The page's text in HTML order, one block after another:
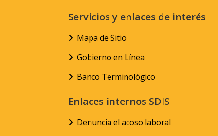
Servicios y enlaces de interés
Mapa de Sitio
Gobierno en Línea
Banco Terminológico
Enlaces internos SDIS
Denuncia el acoso laboral